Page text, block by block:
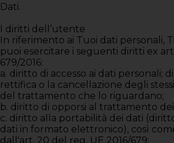
Dati.
I diritti dell’utente
In riferimento ai Tuoi dati personali,
puoi esercitare i seguenti diritti ex art.
679/2016:
a. diritto di accesso ai dati personali;
rettifica o la cancellazione degli
del trattamento che lo riguardano;
b. diritto di opporsi al trattamento
c. diritto alla portabilità dei dati
dati in formato elettronico), così
dall'art. 20 del reg. UE 2016/679;